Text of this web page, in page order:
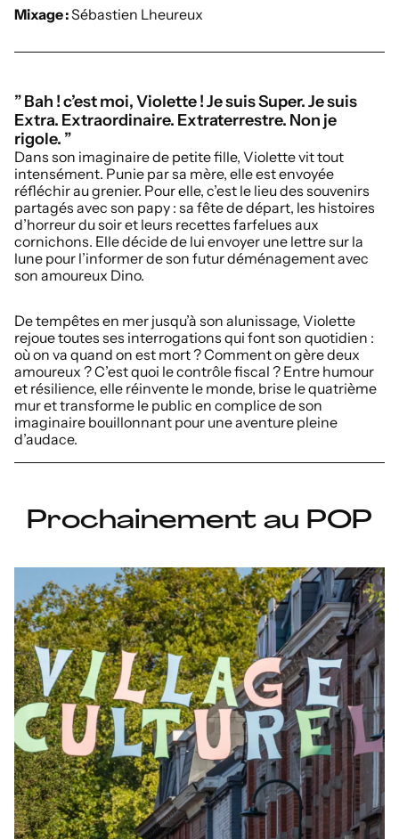
Mixage :Sébastien Lheureux
” Bah ! c’est moi, Violette ! Je suis Super. Je suis
Extra. Extraordinaire. Extraterrestre. Non je
rigole. ”
Dans son imaginaire de petite fille, Violette vit tout
intensément. Punie par sa mère, elle est envoyée
réfléchir au grenier. Pour elle, c’est le lieu des souvenirs
partagés avec son papy : sa fête de départ, les histoires
d’horreur du soir et leurs recettes farfelues aux
cornichons. Elle décide de lui envoyer une lettre sur la
lune pour l’informer de son futur déménagement avec
son amoureux Dino.
De tempêtes en mer jusqu’à son alunissage, Violette
rejoue toutes ses interrogations qui font son quotidien :
où on va quand on est mort ? Comment on gère deux
amoureux ? C’est quoi le contrôle fiscal ? Entre humour
et résilience, elle réinvente le monde, brise le quatrième
mur et transforme le public en complice de son
imaginaire bouillonnant pour une aventure pleine
d’audace.
Prochainement au POP